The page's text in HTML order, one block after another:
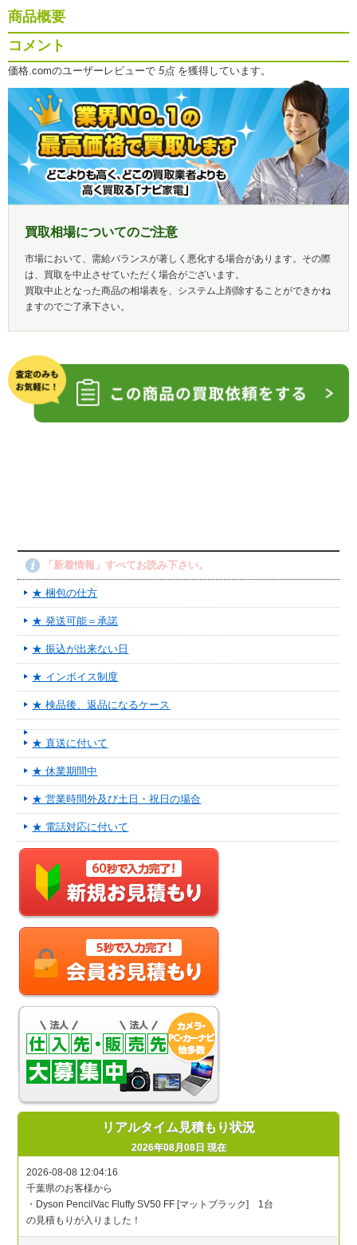
商品概要
コメント
価格.comのユーザーレビューで 5点を獲得しています。
買取相場についてのご注意
市場において、需給バランスが著しく悪化する場合があります。その際
は、買取を中止させていただく場合がございます。
買取中止となった商品の相場表を、システム上削除することができかね
ますのでご了承下さい。
「新着情報」すべてお読み下さい。
★ 梱包の仕方
★ 発送可能＝承諾
★ 振込が出来ない日
★ インボイス制度
★ 検品後、返品になるケース
★ 直送に付いて
★ 休業期間中
★ 営業時間外及び土日・祝日の場合
★ 電話対応に付いて
リアルタイム見積もり状況
2026年08月08日 現在